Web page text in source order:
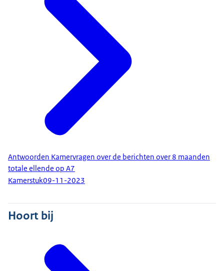
Antwoorden Kamervragen over de berichten over 8 maanden
totale ellende op A7
Kamerstuk09-11-2023
Hoort bij